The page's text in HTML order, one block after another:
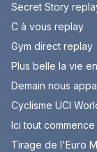
Secret Story
C à vous replay
Gym direct replay
Plus belle la vie
Demain nous
Cyclisme UCI
Ici tout
Tirage de l'Euro